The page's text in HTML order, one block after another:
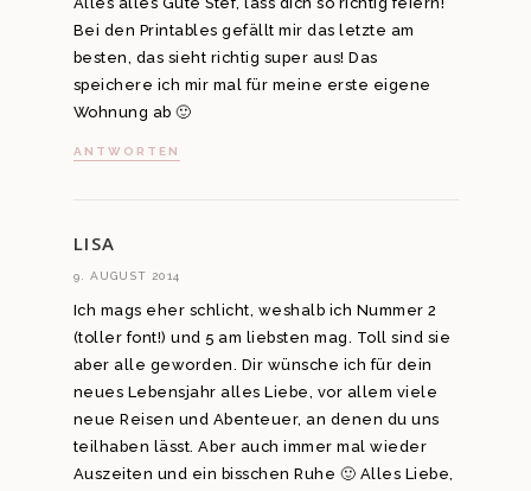
Bei den Printables gefällt mir das letzte am
besten, das sieht richtig super aus! Das
speichere ich mir mal für meine erste eigene
Wohnung ab 🙂
ANTWORTEN
LISA
9. AUGUST 2014
Ich mags eher schlicht, weshalb ich Nummer 2
(toller font!) und 5 am liebsten mag. Toll sind sie
aber alle geworden. Dir wünsche ich für dein
neues Lebensjahr alles Liebe, vor allem viele
neue Reisen und Abenteuer, an denen du uns
teilhaben lässt. Aber auch immer mal wieder
Auszeiten und ein bisschen Ruhe 🙂 Alles Liebe,